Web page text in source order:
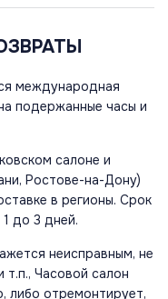
международная
подержанные часы и
салоне и
Ростове-на-Дону)
в регионы. Срок
до 3 дней.
неисправным, не
Часовой салон
либо отремонтирует,